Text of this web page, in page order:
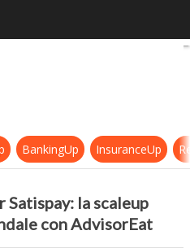
acquisizione per Satispay:
BankingUp InsuranceUp
Satispay: la scaleup
con AdvisorEat